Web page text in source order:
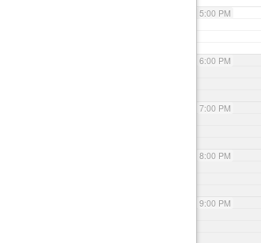
5:00 PM
6:00 PM
7:00 PM
8:00 PM
9:00 PM